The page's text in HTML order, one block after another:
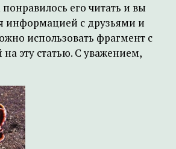
его читать и вы
информацией с друзьями и
использовать фрагмент с
эту статью. С уважением,